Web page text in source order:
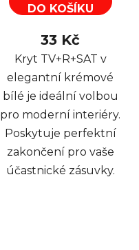
DO KOŠÍKU
33 Kč
Kryt TV+R+SAT v
elegantní krémové
bílé je ideální volbou
pro moderní interiéry.
Poskytuje perfektní
zakončení pro vaše
účastnické zásuvky.